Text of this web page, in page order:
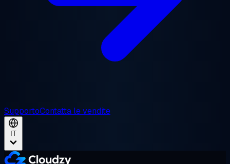
SupportoContatta le vendite
IT